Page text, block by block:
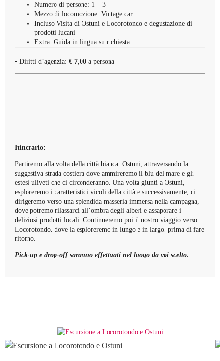
Numero di persone: 1 – 3
Mezzo di locomozione: Vintage car
Incluso Visita di Ostuni e Locorotondo e degustazione di
prodotti lucani
Extra: Guida in lingua su richiesta
• Diritti d’agenzia: € 7,00 a persona
Itinerario:
Partiremo alla volta della città bianca: Ostuni, attraversando la
suggestiva strada costiera dove ammireremo il blu del mare e gli
estesi uliveti che ci circonderanno. Una volta giunti a Ostuni,
esploreremo i caratteristici vicoli della città e successivamente, ci
dirigeremo verso una splendida masseria immersa nella campagna,
dove potremo rilassarci all’ombra degli alberi e assaporare i
deliziosi prodotti locali. Continueremo poi il nostro viaggio verso
Locorotondo, dove la esploreremo in lungo e in largo, prima di fare
ritorno.
Pick-up e drop-off saranno effettuati nel luogo da voi scelto.